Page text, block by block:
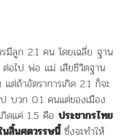
มีลูก 2.1 คน โดยเฉลี่ย ฐาน
ต่อไป พ่อ แม่ เสียชีวิตฐาน
ต่ถ้าอัตราการเกิด 2.1 ก็จะ
บวก 0.1 คนแต่ของเมือง
ดแค่ 1.5 คือประชากรไทย
นสิ้นศตวรรษนี้ซึ่งจะทำให้